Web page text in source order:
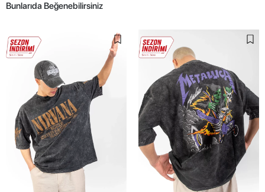
Bunlarıda Beğenebilirsiniz